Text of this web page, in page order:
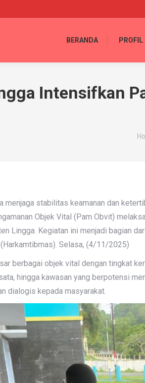
BERANDA PROFIL
Intensifkan
menjaga stabilitas keamanan dan
Objek Vital (Pam Obvit)
Lingga. Kegiatan ini menjadi bagian
Selasa, (4/11/2025)
berbagai objek vital dengan tingkat
hingga kawasan yang berpotensi
dialogis kepada masyarakat.